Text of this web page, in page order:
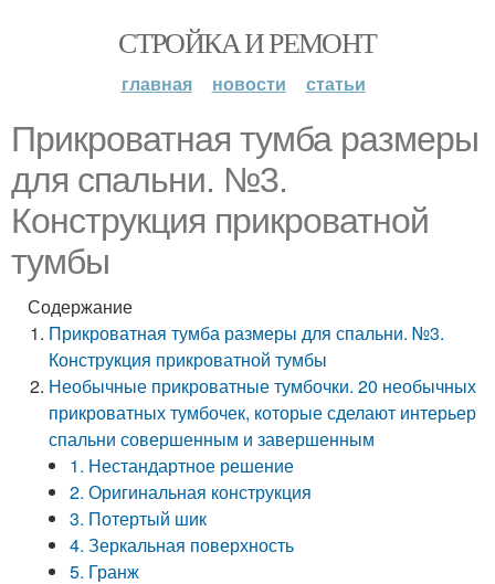
СТРОЙКА И РЕМОНТ
главная новости статьи
Прикроватная тумба размеры
для спальни. №3.
Конструкция прикроватной
тумбы
Содержание
Прикроватная тумба размеры для спальни. №3.
Конструкция прикроватной тумбы
Необычные прикроватные тумбочки. 20 необычных
прикроватных тумбочек, которые сделают интерьер
спальни совершенным и завершенным
1. Нестандартное решение
2. Оригинальная конструкция
3. Потертый шик
4. Зеркальная поверхность
5. Гранж